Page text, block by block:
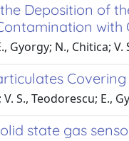
Deposition of
with
Gyorgy; N., Chitica;
S., Teodorescu; E.,
state gas